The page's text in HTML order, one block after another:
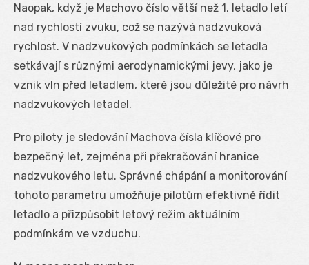
Naopak, když je Machovo číslo větší než 1, letadlo letí
nad rychlostí zvuku, což se nazývá nadzvuková
rychlost. V nadzvukových podmínkách se letadla
setkávají s různými aerodynamickými jevy, jako je
vznik vln před letadlem, které jsou důležité pro návrh
nadzvukových letadel.
Pro piloty je sledování Machova čísla klíčové pro
bezpečný let, zejména při překračování hranice
nadzvukového letu. Správné chápání a monitorování
tohoto parametru umožňuje pilotům efektivně řídit
letadlo a přizpůsobit letový režim aktuálním
podmínkám ve vzduchu.